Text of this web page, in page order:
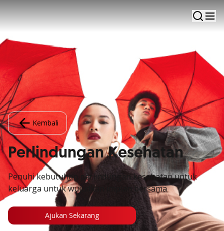
Kembali
Perlindungan Kesehatan
Penuhi kebutuhan perlindungan kesehatan untuk
keluarga untuk wujudkan impian bersama
Ajukan Sekarang